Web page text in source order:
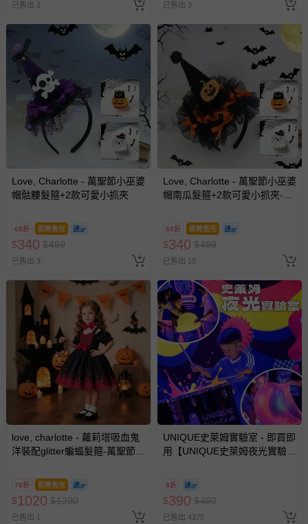
已售出 2 已售出 3
Love, Charlotte - 萬聖節小巫婆
帽骷髏髮箍+2款可愛小抓夾
68折 即將售完
$340 $499
已售出 3
Love, Charlotte - 萬聖節小巫婆
帽南瓜髮箍+2款可愛小抓夾-袋
68折 即將售完
$340 $499
已售出 10
love, charlotte - 蘿莉塔吸血鬼
洋裝配glitter蝙蝠髮箍-萬聖節造
79折 即將售完
$1020 $1290
已售出 1
UNIQUE史萊姆實驗室 - 即買即
用【UNIQUE史萊姆夜光實驗室
人小孩均一價(3歲以上需購票))
8折
$390 $490
已售出 4375